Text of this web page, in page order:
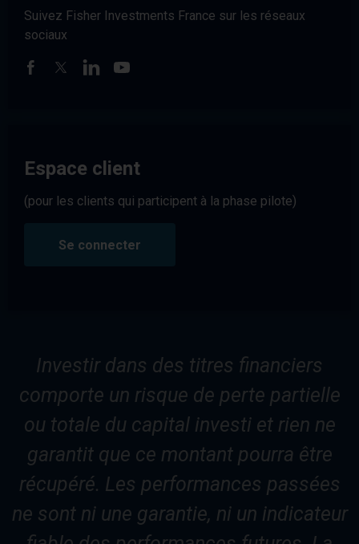
Suivez Fisher Investments France sur les réseaux
sociaux
Espace client
(pour les clients qui participent à la phase pilote)
Se connecter
Investir dans des titres financiers
comporte un risque de perte partielle
ou totale du capital investi et rien ne
garantit que ce montant pourra être
récupéré. Les performances passées
ne sont ni une garantie, ni un indicateur